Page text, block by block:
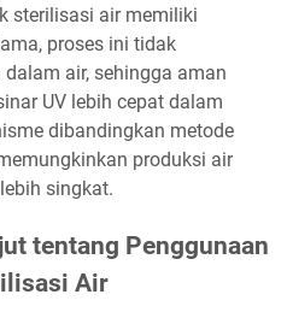
sterilisasi air memiliki
proses ini tidak
air, sehingga aman
UV lebih cepat dalam
dibandingkan metode
produksi air
singkat.
tentang Penggunaan
Air